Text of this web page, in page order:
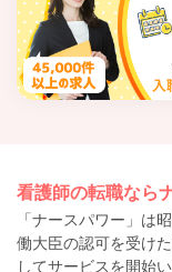
看護師の転職なら
「ナースパワー」は
働大臣の認可を受け
してサービスを開始